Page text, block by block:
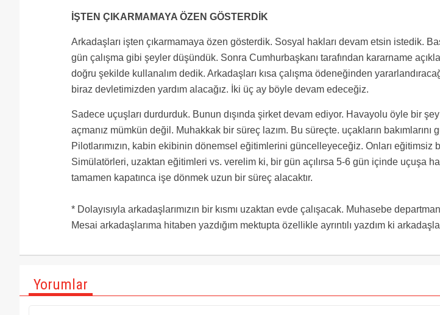
İŞTEN ÇIKARMAMAYA ÖZEN GÖSTERDİK
Arkadaşları işten çıkarmamaya özen gösterdik. Sosyal hakları devam etsin istedik.
gün çalışma gibi şeyler düşündük. Sonra Cumhurbaşkanı tarafından kararname
doğru şekilde kullanalım dedik. Arkadaşları kısa çalışma ödeneğinden
biraz devletimizden yardım alacağız. İki üç ay böyle devam edeceğiz.
Sadece uçuşları durdurduk. Bunun dışında şirket devam ediyor. Havayolu öyle bir şey
açmanız mümkün değil. Muhakkak bir süreç lazım. Bu süreçte. uçakların bakımlarını
Pilotlarımızın, kabin ekibinin dönemsel eğitimlerini güncelleyeceğiz. Onları eğitimsiz
Simülatörleri, uzaktan eğitimleri vs. verelim ki, bir gün açılırsa 5-6 gün içinde uçuşa
tamamen kapatınca işe dönmek uzun bir süreç alacaktır.
* Dolayısıyla arkadaşlarımızın bir kısmı uzaktan evde çalışacak. Muhasebe
Mesai arkadaşlarıma hitaben yazdığım mektupta özellikle ayrıntılı yazdım ki
Yorumlar